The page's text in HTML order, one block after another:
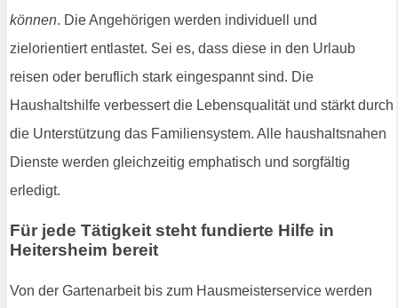
können. Die Angehörigen werden individuell und
zielorientiert entlastet. Sei es, dass diese in den Urlaub
reisen oder beruflich stark eingespannt sind. Die
Haushaltshilfe verbessert die Lebensqualität und stärkt durch
die Unterstützung das Familiensystem. Alle haushaltsnahen
Dienste werden gleichzeitig emphatisch und sorgfältig
erledigt.
Für jede Tätigkeit steht fundierte Hilfe in
Heitersheim bereit
Von der Gartenarbeit bis zum Hausmeisterservice werden